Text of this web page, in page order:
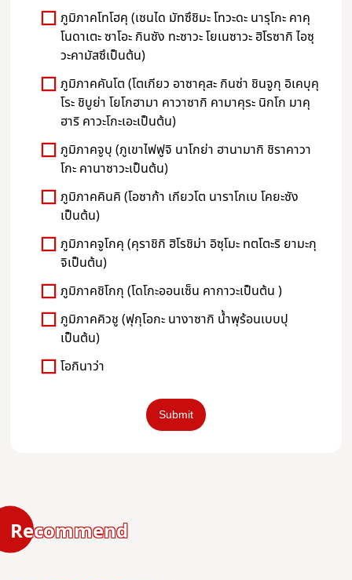
ภูมิภาคโทโฮคุ (เซนได มัทซึชิมะ โทวะดะ นารุโกะ คาคุ
โนดาเตะ ซาโอะ กินซัง ทะซาวะ โยเนซาวะ ฮิโรซากิ ไอซุ
วะคามัสซึเป็นต้น)
ภูมิภาคคันโต (โตเกียว อาซาคุสะ กินซ่า ชินจูกุ อิเคบุคุ
โระ ชิบูย่า โยโกฮามา คาวาซากิ คามาคุระ นิกโก มาคุ
ฮาริ คาวะโกะเอะเป็นต้น)
ภูมิภาคจูบุ (ภูเขาไฟฟูจิ นาโกย่า ฮานามากิ ชิราคาวา
โกะ คานาซาวะเป็นต้น)
ภูมิภาคคินคิ (โอซาก้า เกียวโต นาราโกเบ โคยะซัง
เป็นต้น)
ภูมิภาคจูโกคุ (คุราชิกิ ฮิโรชิม่า อิซุโมะ ทตโตะริ ยามะกุ
จิเป็นต้น)
ภูมิภาคชิโกกุ (โดโกะออนเซ็น คากาวะเป็นต้น )
ภูมิภาคคิวชู (ฟุกุโอกะ นางาซากิ น้ำพุร้อนเบบปุ
เป็นต้น)
โอกินาว่า
Recommend